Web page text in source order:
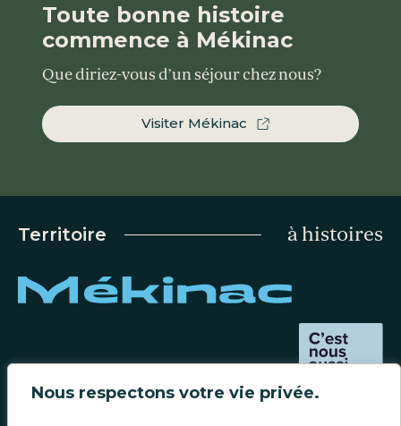
Nous respectons votre vie privée.
Toute bonne histoire
commence à Mékinac
Que diriez-vous d’un séjour chez nous?
Visiter Mékinac
Territoire à histoires
Carrière